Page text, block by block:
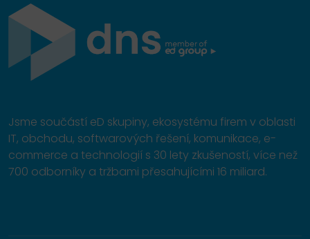
Jsme součástí eD skupiny, ekosystému firem v oblasti
IT, obchodu, softwarových řešení, komunikace, e-
commerce a technologií s 30 lety zkušeností, více než
700 odborníky a tržbami přesahujícími 16 miliard.